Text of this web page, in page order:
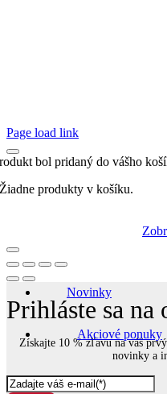
Page load link
bol pridaný do vášho
Žiadne produkty v košíku.
Novinky
Akciové ponuky
Prihláste sa
Získajte 10 % zľavu na váš
novinky a